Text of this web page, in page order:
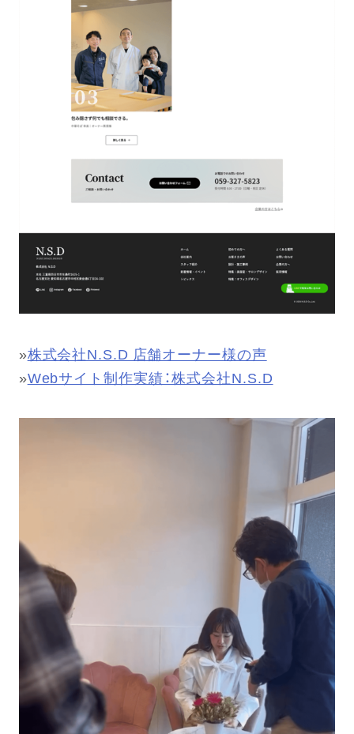
»株式会社N.S.D 店舗オーナー様の声
»Webサイト制作実績：株式会社N.S.D